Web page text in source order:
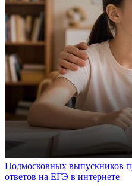
Подмосковных выпускников
ответов на ЕГЭ в интернете